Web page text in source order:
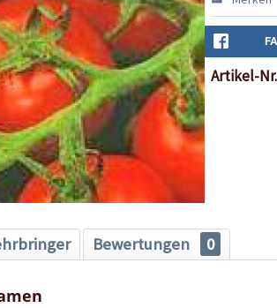
Artikel-
Bewertungen 0